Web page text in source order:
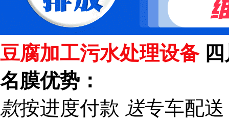
豆腐加工污水处理设备
名膜优势：
款按进度付款 送专车配送